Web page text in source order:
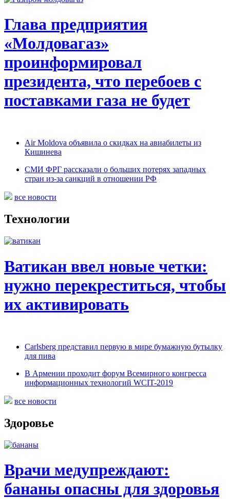
Глава предприятия
«Молдовагаз»
проинформировал
президента, что перебоев с
поставками газа не будет
Air Moldova объявила о скидках на авиабилеты из
Кишинева
СМИ ФРГ рассказали о больших потерях западных
стран из-за санкций в отношении РФ
все новости
Технологии
Ватикан ввел новые четки:
нужно перекреститься, чтобы
их активировать
Carlsberg представил первую в мире бумажную бутылку
для пива
В Армении проходит форум Всемирного конгресса
информационных технологий WCIT-2019
все новости
Здоровье
Врачи медупреждают:
бананы опасны для здоровья